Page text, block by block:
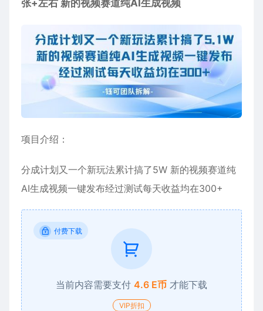
张+左右 新的视频赛道纯AI生成视频
项目介绍：
分成计划又一个新玩法累计搞了5W 新的视频赛道纯
AI生成视频一键发布经过测试每天收益均在300+
付费下载
当前内容需要支付 4.6 E币 才能下载
VIP折扣